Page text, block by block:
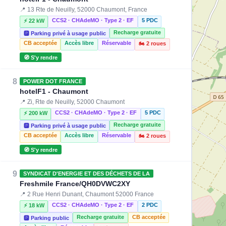
📍 13 Rte de Neuilly, 52000 Chaumont, France
⚡ 22 kW CCS2 · CHAdeMO · Type 2 · EF 5 PDC
🅿️ Parking privé à usage public
Recharge gratuite
CB acceptée
Accès libre Réservable 🏍️ 2 roues
🧭 S'y rendre
8 POWER DOT FRANCE
hotelF1 - Chaumont
📍 Zi, Rte de Neuilly, 52000 Chaumont
⚡ 200 kW CCS2 · CHAdeMO · Type 2 · EF 5 PDC
🅿️ Parking privé à usage public
Recharge gratuite
CB acceptée
Accès libre Réservable 🏍️ 2 roues
🧭 S'y rendre
9 SYNDICAT D'ENERGIE ET DES DÉCHETS DE LA
Freshmile France/QH0DVWC2XY
📍 2 Rue Henri Dunant, Chaumont 52000 France
⚡ 18 kW CCS2 · CHAdeMO · Type 2 · EF 2 PDC
🅿️ Parking public Recharge gratuite
CB acceptée